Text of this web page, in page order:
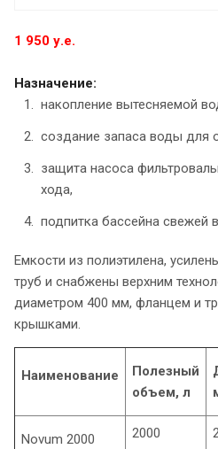
1 950 у.е.
Назначение:
накопление вытесняемой
создание запаса воды для
защита насоса
хода,
подпитка бассейна свежей
Емкости из полиэтилена,
труб и снабжены верхним
диаметром 400 мм, фланцем и
крышками.
Наименование
Полезный
объем, л
Novum 2000 2000